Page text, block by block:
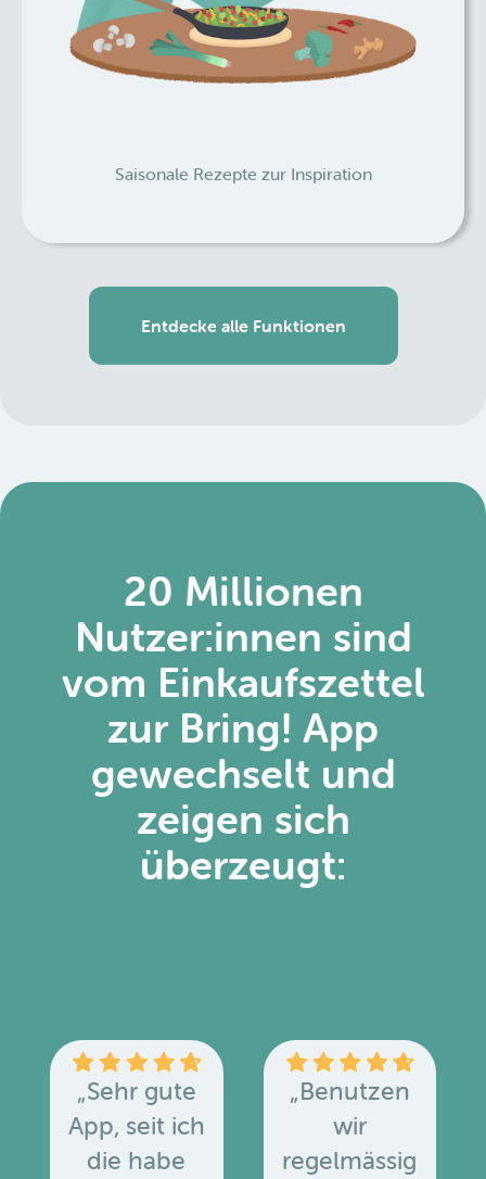
Saisonale Rezepte zur Inspiration
Entdecke alle Funktionen
20 Millionen
Nutzer:innen sind
vom Einkaufszettel
zur Bring! App
gewechselt und
zeigen sich
überzeugt:
„Sehr gute
App, seit ich
die habe
„Benutzen
wir
regelmässig